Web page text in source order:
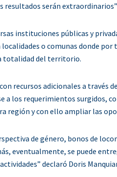
serán
instituciones públicas y
o comunas donde
totalidad del territorio.
recursos adicionales a través
a los requerimientos surgidos,
región y con ello ampliar las
de género, bonos de
eventualmente, se puede
declaró Doris